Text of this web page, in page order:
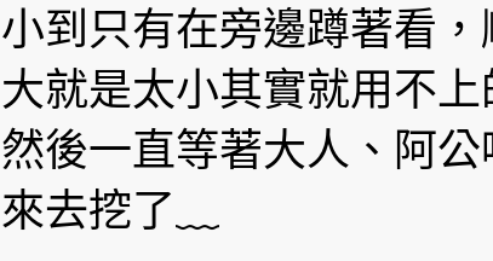
小到只有在旁邊蹲著看
大就是太小其實就用不上
然後一直等著大人、阿公
來去挖了﹏